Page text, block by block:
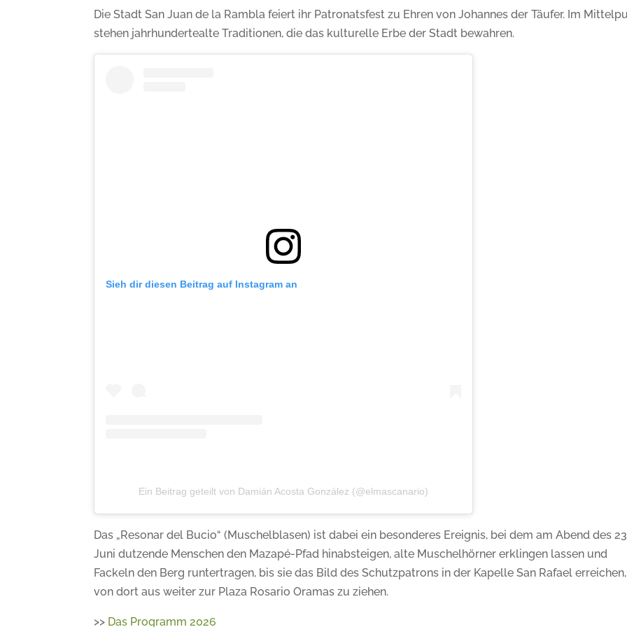
Die Stadt San Juan de la Rambla feiert ihr Patronatsfest zu Ehren von Johannes der Täufer. Im
stehen jahrhundertealte Traditionen, die das kulturelle Erbe der Stadt bewahren.
Sieh dir diesen Beitrag auf Instagram an
Ein Beitrag geteilt von Damián Acosta González (@elmascanario)
Das „Resonar del Bucio“ (Muschelblasen) ist dabei ein besonderes Ereignis, bei dem am Abend des
Juni dutzende Menschen den Mazapé-Pfad hinabsteigen, alte Muschelhörner erklingen lassen und
Fackeln den Berg runtertragen, bis sie das Bild des Schutzpatrons in der Kapelle San Rafael
von dort aus weiter zur Plaza Rosario Oramas zu ziehen.
>> Das Programm 2026